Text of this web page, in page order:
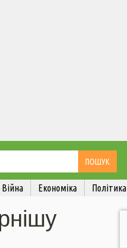
Війна Економіка Політика